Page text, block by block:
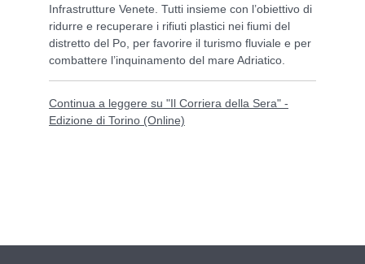
Infrastrutture Venete. Tutti insieme con l’obiettivo di
ridurre e recuperare i rifiuti plastici nei fiumi del
distretto del Po, per favorire il turismo fluviale e per
combattere l’inquinamento del mare Adriatico.
Continua a leggere su "Il Corriera della Sera" -
Edizione di Torino (Online)